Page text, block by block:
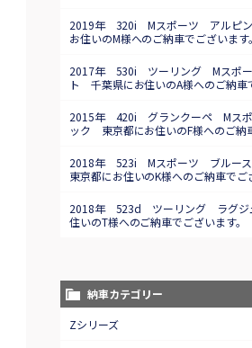
2019年 320i Mスポーツ アルピ
お住いのM様へのご納車でございます。
2017年 530i ツーリング Mスポ
ト 千葉県にお住いのA様へのご納車
2015年 420i グランクーペ Mス
ック 東京都にお住いのF様へのご納
2018年 523i Mスポーツ ブルース
東京都にお住いのK様へのご納車でご
2018年 523d ツーリング ラグジ
住いのT様へのご納車でございます。
納車カテゴリー
Zシリーズ